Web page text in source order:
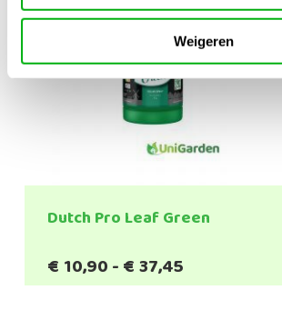
Weigeren
Dutch Pro Leaf Green
€ 10,90-€37,45Prijsklasse:
€10,90